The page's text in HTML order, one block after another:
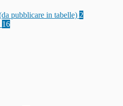
pubblicare in tabelle) 2
16